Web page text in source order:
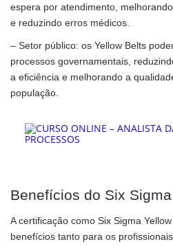
espera por atendimento,
e reduzindo erros médicos.
– Setor público: os Yellow Belts
processos governamentais,
a eficiência e melhorando a
população.
Benefícios do Six
A certificação como Six Sigma
benefícios tanto para os